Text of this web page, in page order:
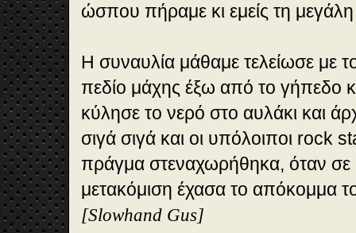
ώσπου πήραμε κι εμείς τη
Η συναυλία μάθαμε τελείωσε με
πεδίο μάχης έξω από το γήπεδο
κύλησε το νερό στο αυλάκι και
σιγά σιγά και οι υπόλοιποι rock
πράγμα στεναχωρήθηκα, όταν
μετακόμιση έχασα το απόκομμα
[Slowhand Gus]